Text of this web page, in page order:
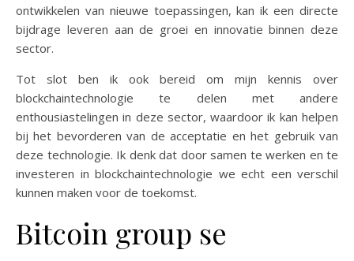
ontwikkelen van nieuwe toepassingen, kan ik een directe
bijdrage leveren aan de groei en innovatie binnen deze
sector.
Tot slot ben ik ook bereid om mijn kennis over
blockchaintechnologie te delen met andere
enthousiastelingen in deze sector, waardoor ik kan helpen
bij het bevorderen van de acceptatie en het gebruik van
deze technologie. Ik denk dat door samen te werken en te
investeren in blockchaintechnologie we echt een verschil
kunnen maken voor de toekomst.
Bitcoin group se